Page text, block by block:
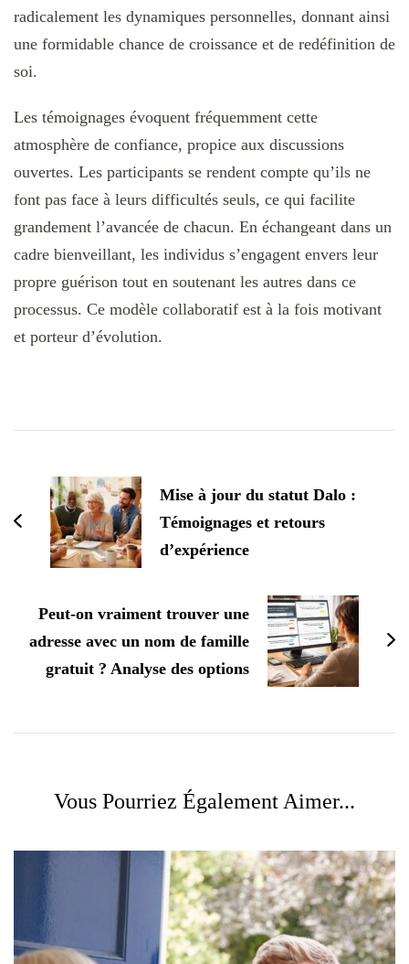
radicalement les dynamiques personnelles, donnant ainsi
une formidable chance de croissance et de redéfinition de
soi.
Les témoignages évoquent fréquemment cette
atmosphère de confiance, propice aux discussions
ouvertes. Les participants se rendent compte qu’ils ne
font pas face à leurs difficultés seuls, ce qui facilite
grandement l’avancée de chacun. En échangeant dans un
cadre bienveillant, les individus s’engagent envers leur
propre guérison tout en soutenant les autres dans ce
processus. Ce modèle collaboratif est à la fois motivant
et porteur d’évolution.
d'article
Mise à jour du statut Dalo :
Témoignages et retours
d’expérience
Peut-on vraiment trouver une
adresse avec un nom de famille
gratuit ? Analyse des options
Vous Pourriez Également Aimer...